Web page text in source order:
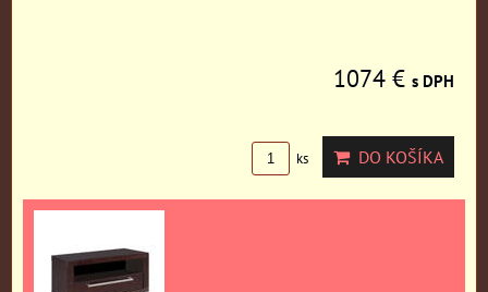
1074 € s DPH
ks DO KOŠÍKA